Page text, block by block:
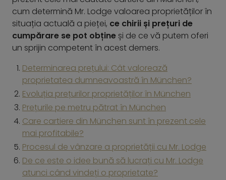
cum determină Mr. Lodge valoarea proprietăților în
situația actuală a pieței, ce chirii și prețuri de
cumpărare se pot obține și de ce vă putem oferi
un sprijin competent în acest demers.
Determinarea prețului: Cât valorează
proprietatea dumneavoastră în München?
Evoluția prețurilor proprietăților în München
Prețurile pe metru pătrat în München
Care cartiere din München sunt în prezent cele
mai profitabile?
Procesul de vânzare a proprietății cu Mr. Lodge
De ce este o idee bună să lucrați cu Mr. Lodge
atunci când vindeți o proprietate?